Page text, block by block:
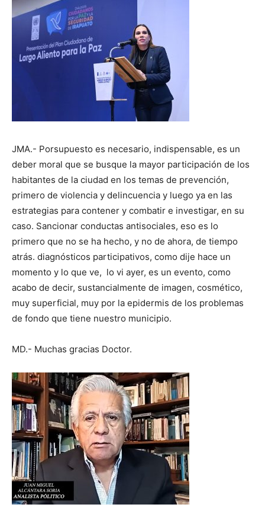
JMA.- Porsupuesto es necesario, indispensable, es un
deber moral que se busque la mayor participación de los
habitantes de la ciudad en los temas de prevención,
primero de violencia y delincuencia y luego ya en las
estrategias para contener y combatir e investigar, en su
caso. Sancionar conductas antisociales, eso es lo
primero que no se ha hecho, y no de ahora, de tiempo
atrás. diagnósticos participativos, como dije hace un
momento y lo que ve, lo vi ayer, es un evento, como
acabo de decir, sustancialmente de imagen, cosmético,
muy superficial, muy por la epidermis de los problemas
de fondo que tiene nuestro municipio.
MD.- Muchas gracias Doctor.